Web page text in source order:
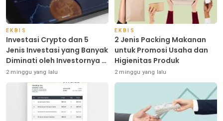
EKBIS
Investasi Crypto dan 5
Jenis Investasi yang Banyak
Diminati oleh Investornya di
Indonesia
2 minggu yang lalu
EKBIS
2 Jenis Packing Makanan
untuk Promosi Usaha dan
Higienitas Produk
2 minggu yang lalu